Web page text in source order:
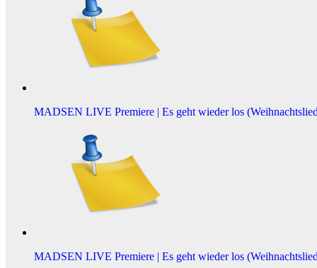
MADSEN LIVE Premiere | Es geht wieder los
MADSEN LIVE Premiere | Es geht wieder los